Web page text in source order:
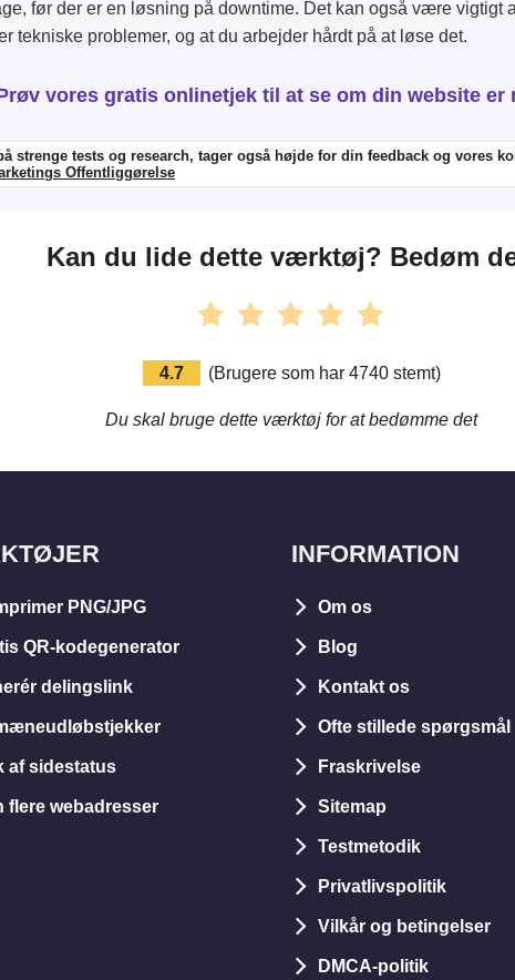
før der er en løsning på downtime. Det kan også være vigtigt
tekniske problemer, og at du arbejder hårdt på at løse det.
vores gratis onlinetjek til at se om din website er
strenge tests og research, tager også højde for din feedback og vores
Offentliggørelse
Kan du lide dette værktøj? Bedøm
4.7 (Brugere som har 4740stemt)
Du skal bruge dette værktøj for at bedømme det
PNG/JPG
QR-kodegenerator
delingslink
af sidestatus
flere webadresser
INFORMATION
Om os
Blog
Kontakt os
Ofte stillede spørgsmål
Fraskrivelse
Sitemap
Testmetodik
Privatlivspolitik
Vilkår og betingelser
DMCA-politik